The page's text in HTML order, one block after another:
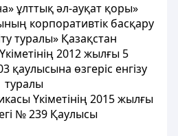
ұлттық әл-ауқат қоры»
корпоративтік басқару
туралы» Қазақстан
2012 жылғы 5
өзгеріс енгізу
туралы
Үкіметінің 2015 жылғы
№ 239 Қаулысы